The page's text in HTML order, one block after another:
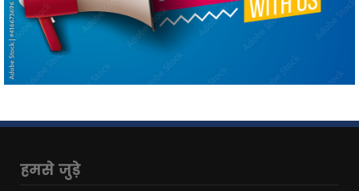
हमसे जुड़े